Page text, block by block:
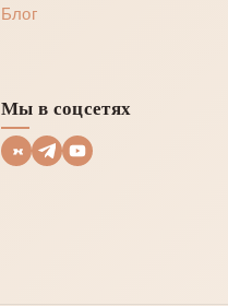
Блог
Мы в соцсетях